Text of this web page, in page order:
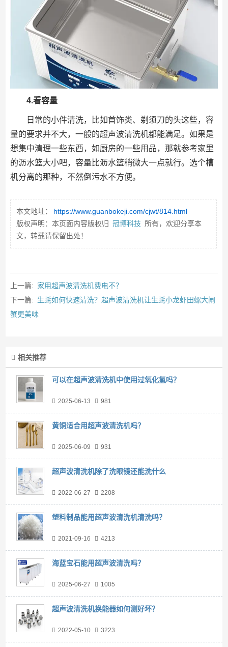
4.看容量
日常的小件清洗，比如首饰类、剃须刀的头这些，容
量的要求并不大，一般的超声波清洗机都能满足。如果是
想集中清理一些东西，如厨房的一些用品，那就参考家里
的沥水篮大小吧，容量比沥水篮稍微大一点就行。选个槽
机分离的那种，不然倒污水不方便。
本文地址：
https://www.guanbokeji.com/cjwt/814.html
版权声明：本页面内容版权归 冠博科技 所有，欢迎分享本
文，转载请保留出处！
上一篇: 家用超声波清洗机费电不？
下一篇: 生蚝如何快速清洗？超声波清洗机让生蚝小龙虾田螺大闸
蟹更美味
相关推荐
可以在超声波清洗机中使用过氧化氢吗？
2025-06-13 981
黄铜适合用超声波清洗机吗？
2025-06-09 931
超声波清洗机除了洗眼镜还能洗什么
2022-06-27 2208
塑料制品能用超声波清洗机清洗吗？
2021-09-16 4213
海蓝宝石能用超声波清洗吗？
2025-06-27 1005
超声波清洗机换能器如何测好坏？
2022-05-10 3223